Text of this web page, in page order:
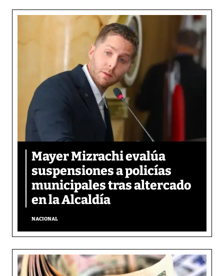
Mayer Mizrachi evalúa
suspensiones a policías
municipales tras altercado
en la Alcaldía
NACIONAL